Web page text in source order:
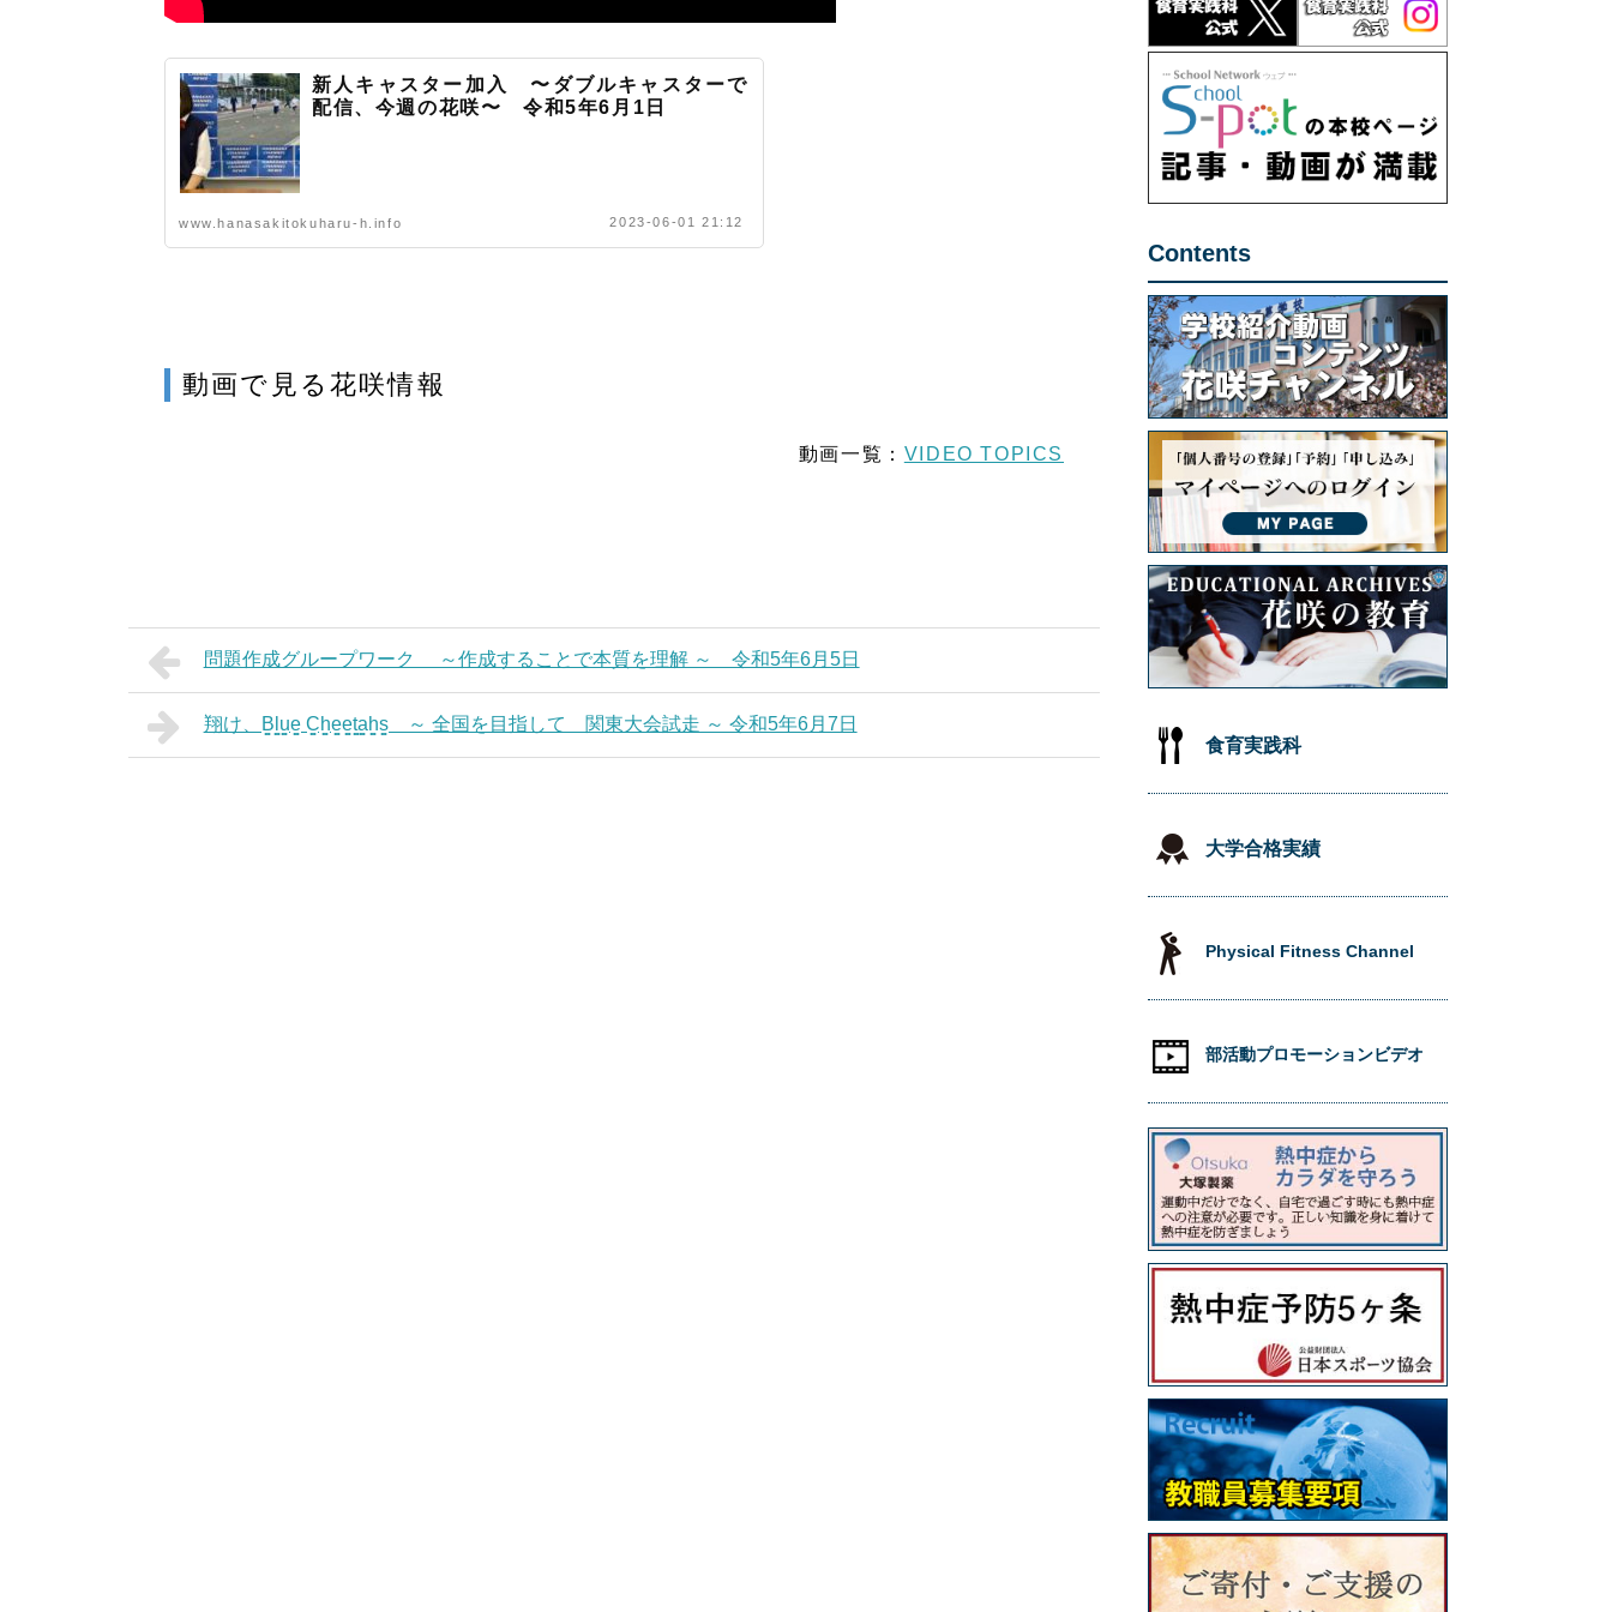
新人キャスター加入 〜ダブルキャスターで
配信、今週の花咲〜 令和5年6月1日
www.hanasakitokuharu-h.info 2023-06-01 21:12
動画で見る花咲情報
動画一覧： VIDEO TOPICS
問題作成グループワーク ～作成することで本質を理解 ～ 令和5年6月5日
翔け、B͚l͚u͚e͚ C͚h͚e͚e͚t͚a͚h͚s͚ ～ 全国を目指して 関東大会試走 ～ 令和5年6月7日
Contents
食育実践科
大学合格実績
Physical Fitness Channel
部活動プロモーションビデオ